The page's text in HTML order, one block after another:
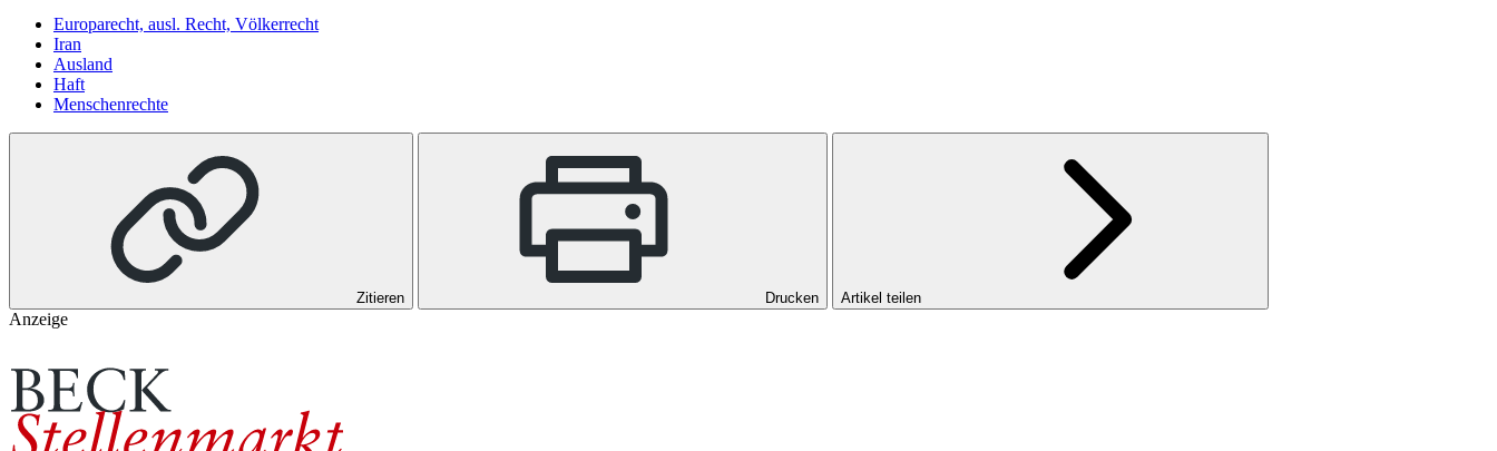
Europarecht, ausl. Recht, Völkerrecht
Iran
Ausland
Haft
Menschenrechte
Zitieren Drucken Artikel teilen
Anzeige